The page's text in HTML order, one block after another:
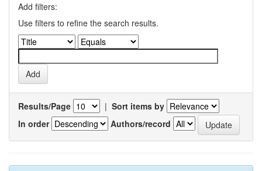
Add filters:
Use filters to refine the search results.
Results/Page | Sort items by
In order
Authors/record